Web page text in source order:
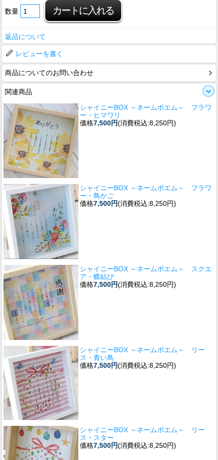
数量
返品について
レビューを書く
商品についてのお問い合わせ
関連商品
シャイニーBOX ～ネームポエム～ フラワ
ー・ヒマワリ
価格7,500円(消費税込:8,250円)
シャイニーBOX ～ネームポエム～ フラワ
ー・鳥かご
価格7,500円(消費税込:8,250円)
シャイニーBOX ～ネームポエム～ スクエ
ア・蝶結び
価格7,500円(消費税込:8,250円)
シャイニーBOX ～ネームポエム～ リー
ス・青い鳥
価格7,500円(消費税込:8,250円)
シャイニーBOX ～ネームポエム～ リー
ス・スター
価格7,500円(消費税込:8,250円)